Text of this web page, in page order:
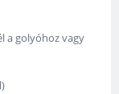
a golyóhoz vagy